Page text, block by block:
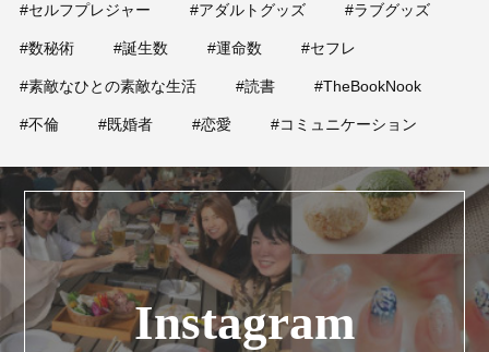
#セルフプレジャー #アダルトグッズ #ラブグッズ
#数秘術 #誕生数 #運命数 #セフレ
#素敵なひとの素敵な生活 #読書 #TheBookNook
#不倫 #既婚者 #恋愛 #コミュニケーション
Instagram